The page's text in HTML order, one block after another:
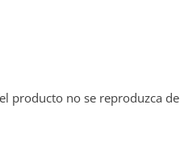
producto no se reproduzca de